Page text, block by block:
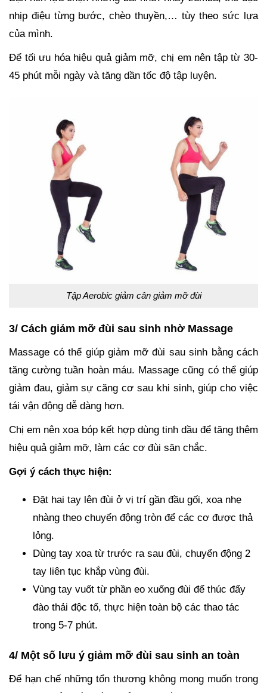
nhịp điệu từng bước, chèo thuyền,… tùy theo sức lựa
của mình.
Để tối ưu hóa hiệu quả giảm mỡ, chị em nên tập từ 30-
45 phút mỗi ngày và tăng dần tốc độ tập luyện.
Tập Aerobic giảm cân giảm mỡ đùi
3/ Cách giảm mỡ đùi sau sinh nhờ Massage
Massage có thể giúp giảm mỡ đùi sau sinh bằng cách
tăng cường tuần hoàn máu. Massage cũng có thể giúp
giảm đau, giảm sự căng cơ sau khi sinh, giúp cho việc
tái vận động dễ dàng hơn.
Chị em nên xoa bóp kết hợp dùng tinh dầu để tăng thêm
hiệu quả giảm mỡ, làm các cơ đùi săn chắc.
Gợi ý cách thực hiện:
Đặt hai tay lên đùi ở vị trí gần đầu gối, xoa nhẹ
nhàng theo chuyển động tròn để các cơ được thả
lỏng.
Dùng tay xoa từ trước ra sau đùi, chuyển động 2
tay liên tục khắp vùng đùi.
Vùng tay vuốt từ phần eo xuống đùi để thúc đẩy
đào thải độc tố, thực hiện toàn bộ các thao tác
trong 5-7 phút.
4/ Một số lưu ý giảm mỡ đùi sau sinh an toàn
Để hạn chế những tổn thương không mong muốn trong